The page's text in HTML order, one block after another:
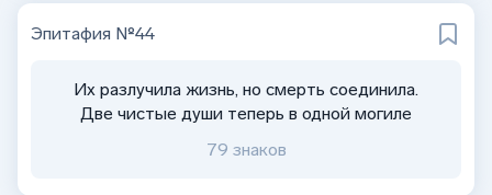
Эпитафия №44
Их разлучила жизнь, но смерть соединила.
Две чистые души теперь в одной могиле
79 знаков